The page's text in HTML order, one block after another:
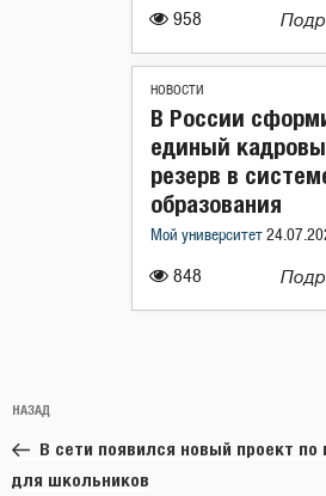
958
НОВОСТИ
848
В России
единый
резерв в
образования
Мой университет
по
записям
Предыдущая
запись:
НАЗАД
В сети появился новый проект
для школьников